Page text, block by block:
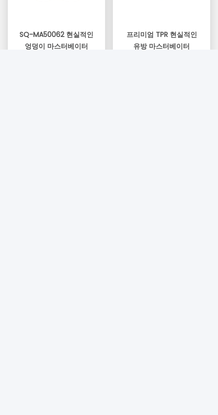
SQ-MA50062 현실적인
엉덩이 마스터베이터
프리미엄 TPR 현실적인
유방 마스터베이터